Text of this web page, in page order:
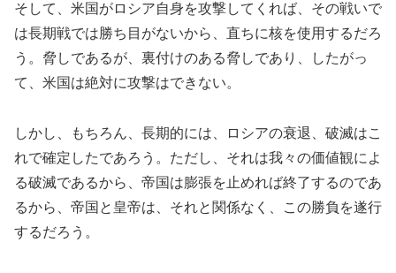
そして、米国がロシア自身を攻撃してくれば、その戦いで
は長期戦では勝ち目がないから、直ちに核を使用するだろ
う。脅しであるが、裏付けのある脅しであり、したがっ
て、米国は絶対に攻撃はできない。
しかし、もちろん、長期的には、ロシアの衰退、破滅はこ
れで確定したであろう。ただし、それは我々の価値観によ
る破滅であるから、帝国は膨張を止めれば終了するのであ
るから、帝国と皇帝は、それと関係なく、この勝負を遂行
するだろう。